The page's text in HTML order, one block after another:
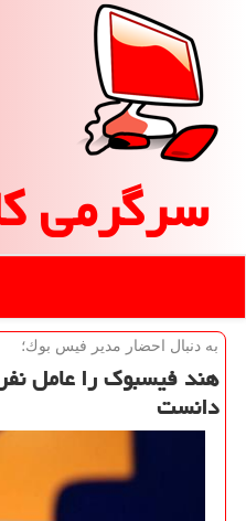
سرگرمی
به دنبال احضار مدیر فیس بوك؛
هند فیسبوك را عامل
دانست